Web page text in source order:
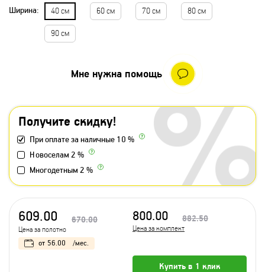
Ширина: 40 см 60 см 70 см 80 см
90 см
Получите скидку!
При оплате за наличные 10 %
Новоселам 2 %
Многодетным 2 %
Мне нужна помощь
609.00 670.00
Цена за полотно
800.00 882.50
Цена за комплект
от 56.00 /мес.
Купить в 1 клик